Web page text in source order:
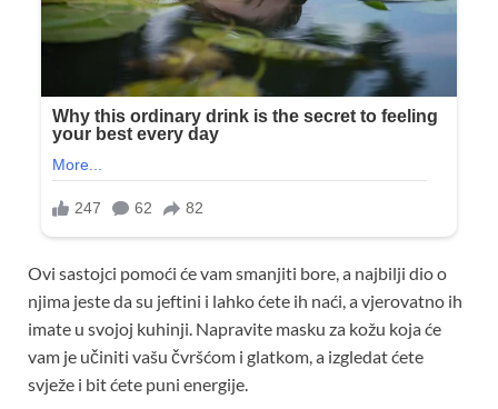
Ovi sastojci pomoći će vam smanjiti bore, a najbilji dio o
njima jeste da su jeftini i lahko ćete ih naći, a vjerovatno ih
imate u svojoj kuhinji. Napravite masku za kožu koja će
vam je učiniti vašu čvršćom i glatkom, a izgledat ćete
svježe i bit ćete puni energije.